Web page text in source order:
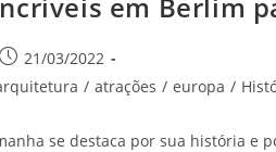
Post21/03/2022
/ atrações / europa /
se destaca por sua história e